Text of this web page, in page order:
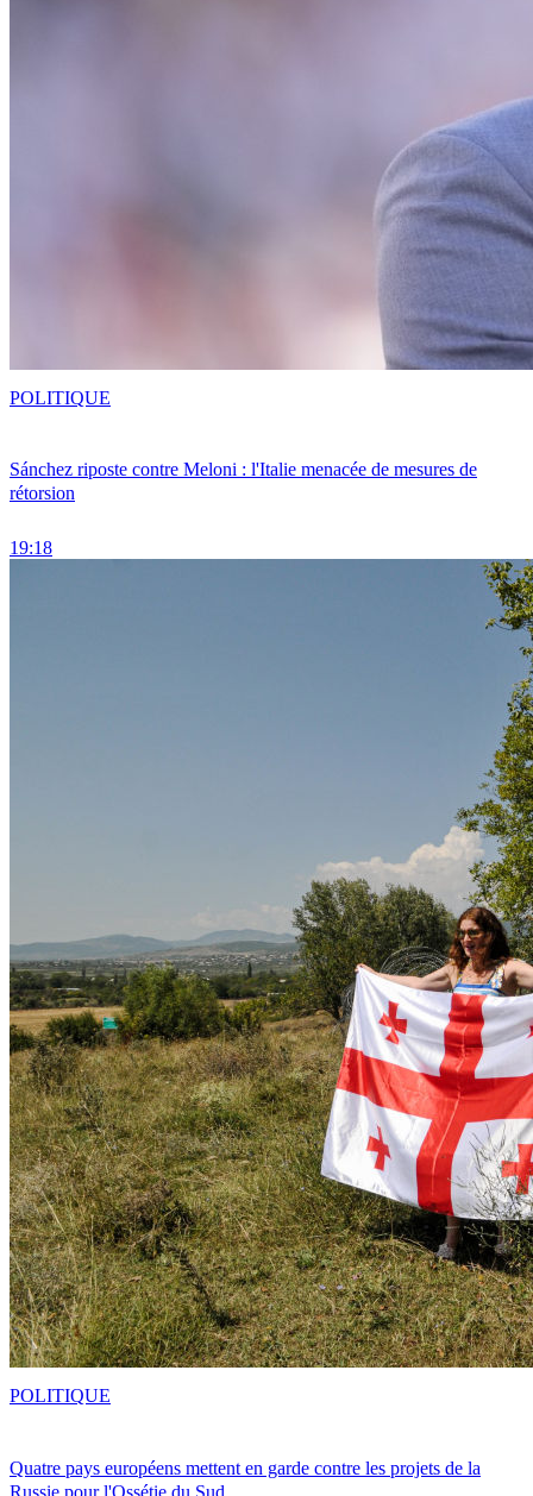
Sánchez riposte contre Meloni : l'Italie menacée de mesures de
rétorsion
19:18
POLITIQUE
Quatre pays européens mettent en garde contre les projets de la
Russie pour l'Ossétie du Sud
POLITIQUE